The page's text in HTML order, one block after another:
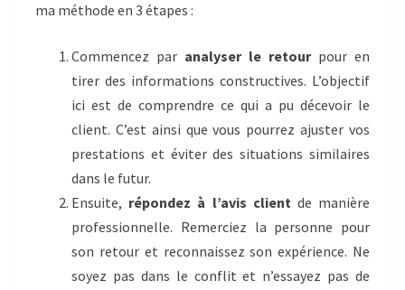
ma méthode en 3 étapes :
Commencez par analyser le retourpour en
tirer des informations constructives. L’objectif
ici est de comprendre ce qui a pu décevoir le
client. C’est ainsi que vous pourrez ajuster vos
prestations et éviter des situations similaires
dans le futur.
Ensuite, répondez à l’avis clientde manière
professionnelle. Remerciez la personne pour
son retour et reconnaissez son expérience. Ne
soyez pas dans le conflit et n’essayez pas de